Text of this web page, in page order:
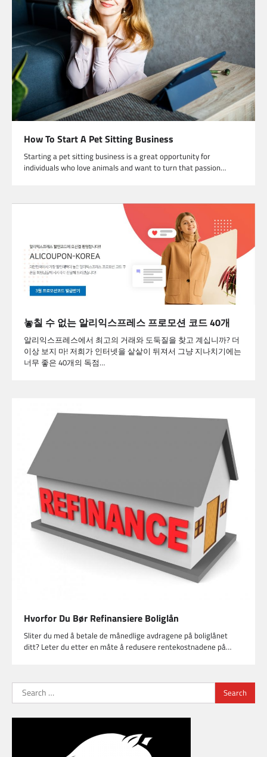
How To Start A Pet Sitting Business
Starting a pet sitting business is a great opportunity for
individuals who love animals and want to turn that passion…
놓칠 수 없는 알리익스프레스 프로모션 코드 40개
알리익스프레스에서 최고의 거래와 도둑질을 찾고 계십니까? 더
이상 보지 마! 저희가 인터넷을 샅샅이 뒤져서 그냥 지나치기에는
너무 좋은 40개의 독점…
Hvorfor Du Bør Refinansiere Boliglån
Sliter du med å betale de månedlige avdragene på boliglånet
ditt? Leter du etter en måte å redusere rentekostnadene på…
Search
for: